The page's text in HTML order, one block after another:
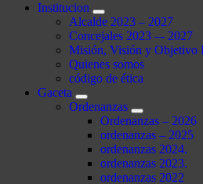
Institucion
Alcalde 2023 – 2027
Concejales 2023 –- 2027
Misión, Visión y Objetivo
Quienes somos
código de ética
Gaceta
Ordenanzas
Ordenanzas – 2026
ordenanzas – 2025
ordenanzas 2024.
ordenanzas 2023.
ordenanzas 2022